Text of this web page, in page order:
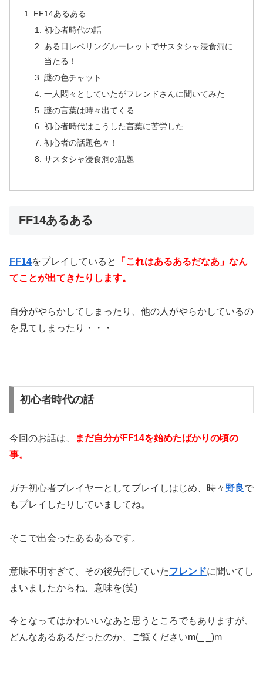
FF14あるある
初心者時代の話
ある日レベリングルーレットでサスタシャ浸食洞に
当たる！
謎の色チャット
一人悶々としていたがフレンドさんに聞いてみた
謎の言葉は時々出てくる
初心者時代はこうした言葉に苦労した
初心者の話題色々！
サスタシャ浸食洞の話題
FF14あるある
FF14をプレイしていると
「これはあるあるだなあ」なん
てことが出てきたりします。
自分がやらかしてしまったり、他の人がやらかしているの
を見てしまったり・・・
初心者時代の話
今回のお話は、
まだ自分がFF14を始めたばかりの頃の
事。
ガチ初心者プレイヤーとしてプレイしはじめ、時々 野良で
もプレイしたりしていましてね。
そこで出会ったあるあるです。
意味不明すぎて、その後先行していたフレンドに聞いてし
まいましたからね、意味を(笑)
今となってはかわいいなあと思うところでもありますが、
どんなあるあるだったのか、ご覧くださいm(_ _)m